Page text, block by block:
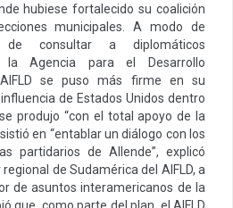
hubiese fortalecido su coalición
municipales. A modo de
consultar a diplomáticos
Agencia para el Desarrollo
se puso más firme en su
de Estados Unidos dentro
produjo “con el total apoyo de la
en “entablar un diálogo con los
partidarios de Allende”, explicó
de Sudamérica del AIFLD, a
de asuntos interamericanos de la